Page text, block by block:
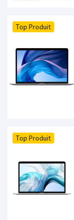
Top Produit
Top Produit